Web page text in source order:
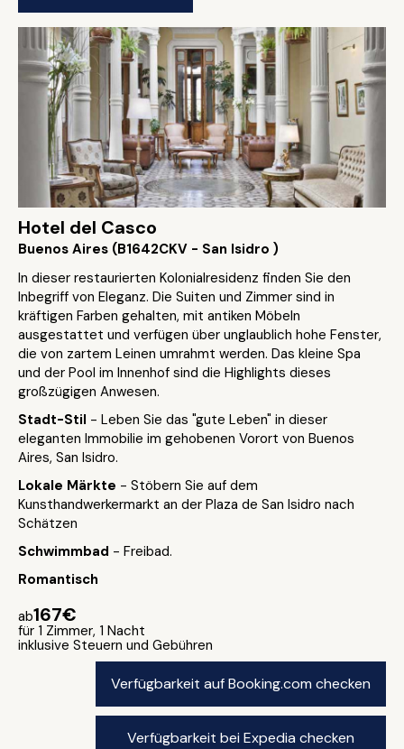
Hotel del Casco
Buenos Aires (B1642CKV - San Isidro )
In dieser restaurierten Kolonialresidenz finden Sie den
Inbegriff von Eleganz. Die Suiten und Zimmer sind in
kräftigen Farben gehalten, mit antiken Möbeln
ausgestattet und verfügen über unglaublich hohe Fenster,
die von zartem Leinen umrahmt werden. Das kleine Spa
und der Pool im Innenhof sind die Highlights dieses
großzügigen Anwesen.
Stadt-Stil - Leben Sie das "gute Leben" in dieser
eleganten Immobilie im gehobenen Vorort von Buenos
Aires, San Isidro.
Lokale Märkte - Stöbern Sie auf dem
Kunsthandwerkermarkt an der Plaza de San Isidro nach
Schätzen
Schwimmbad - Freibad.
Romantisch
ab167€
für 1 Zimmer, 1 Nacht
inklusive Steuern und Gebühren
Verfügbarkeit auf Booking.com checken
Verfügbarkeit bei Expedia checken